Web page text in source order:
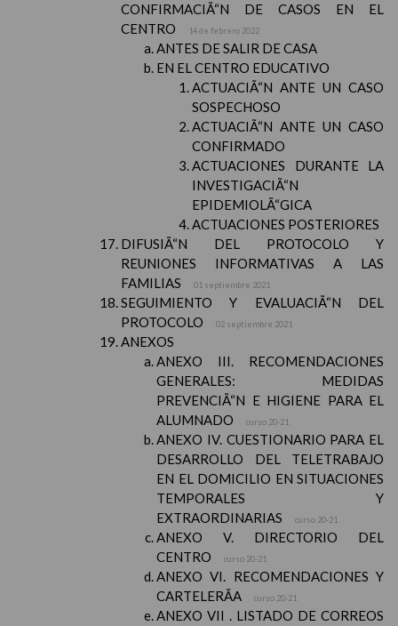
CONFIRMACIÃ“N DE CASOS EN EL
CENTRO
14 de febrero 2022
ANTES DE SALIR DE CASA
EN EL CENTRO EDUCATIVO
ACTUACIÃ“N ANTE UN CASO
SOSPECHOSO
ACTUACIÃ“N ANTE UN CASO
CONFIRMADO
ACTUACIONES DURANTE LA
INVESTIGACIÃ“N
EPIDEMIOLÃ“GICA
ACTUACIONES POSTERIORES
DIFUSIÃ“N DEL PROTOCOLO Y
REUNIONES INFORMATIVAS A LAS
FAMILIAS
01 septiembre 2021
SEGUIMIENTO Y EVALUACIÃ“N DEL
PROTOCOLO
02 septiembre 2021
ANEXOS
ANEXO III. RECOMENDACIONES
GENERALES: MEDIDAS
PREVENCIÃ“N E HIGIENE PARA EL
ALUMNADO
curso 20-21
ANEXO IV. CUESTIONARIO PARA EL
DESARROLLO DEL TELETRABAJO
EN EL DOMICILIO EN SITUACIONES
TEMPORALES Y
EXTRAORDINARIAS
curso 20-21
ANEXO V. DIRECTORIO DEL
CENTRO
curso 20-21
ANEXO VI. RECOMENDACIONES Y
CARTELERÃA
curso 20-21
ANEXO VII . LISTADO DE CORREOS